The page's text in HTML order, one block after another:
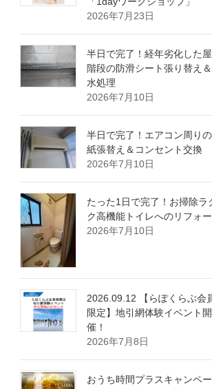
2026年7月23日
半日で完了！経年劣化した
階段の防滑シート張り替え
水処理
2026年7月10日
半日で完了！エアコン周り
紙張替え＆コンセント交換
2026年7月10日
たった1日で完了！お掃除ラ
ク高機能トイレへのリフォ
2026年7月10日
2026.09.12 【らぽくらぶ会
限定】地引網体験イベント開
催！
2026年7月8日
おうち時間プラスキャンペ